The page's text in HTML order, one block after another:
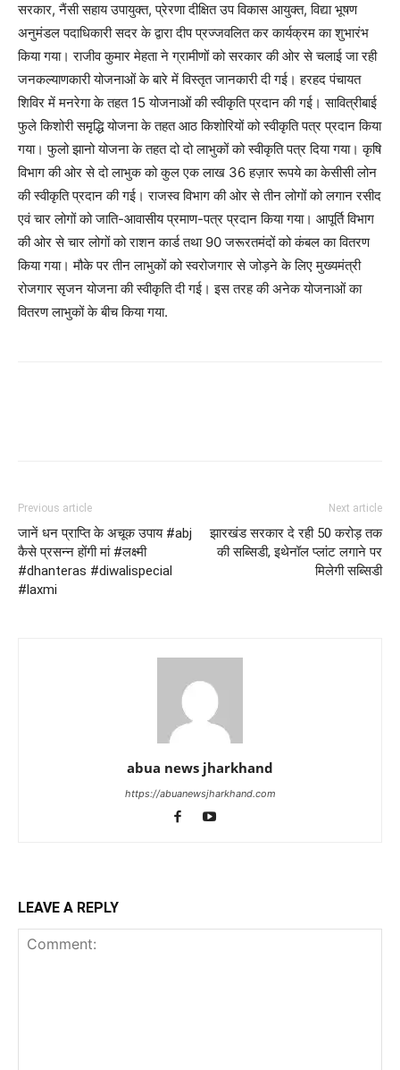
सरकार, नैंसी सहाय उपायुक्त, प्रेरणा दीक्षित उप विकास आयुक्त, विद्या भूषण
अनुमंडल पदाधिकारी सदर के द्वारा दीप प्रज्जवलित कर कार्यक्रम का शुभारंभ
किया गया। राजीव कुमार मेहता ने ग्रामीणों को सरकार की ओर से चलाई जा रही
जनकल्याणकारी योजनाओं के बारे में विस्तृत जानकारी दी गई। हरहद पंचायत
शिविर में मनरेगा के तहत 15 योजनाओं की स्वीकृति प्रदान की गई। सावित्रीबाई
फुले किशोरी समृद्धि योजना के तहत आठ किशोरियों को स्वीकृति पत्र प्रदान किया
गया। फुलो झानो योजना के तहत दो दो लाभुकों को स्वीकृति पत्र दिया गया। कृषि
विभाग की ओर से दो लाभुक को कुल एक लाख 36 हज़ार रूपये का केसीसी लोन
की स्वीकृति प्रदान की गई। राजस्व विभाग की ओर से तीन लोगों को लगान रसीद
एवं चार लोगों को जाति-आवासीय प्रमाण-पत्र प्रदान किया गया। आपूर्ति विभाग
की ओर से चार लोगों को राशन कार्ड तथा 90 जरूरतमंदों को कंबल का वितरण
किया गया। मौके पर तीन लाभुकों को स्वरोजगार से जोड़ने के लिए मुख्यमंत्री
रोजगार सृजन योजना की स्वीकृति दी गई। इस तरह की अनेक योजनाओं का
वितरण लाभुकों के बीच किया गया.
Previous article
जानें धन प्राप्ति के अचूक उपाय #abj
कैसे प्रसन्न होंगी मां #लक्ष्मी
#dhanteras #diwalispecial
#laxmi
Next article
झारखंड सरकार दे रही 50 करोड़ तक
की सब्सिडी, इथेनॉल प्लांट लगाने पर
मिलेगी सब्सिडी
abua news jharkhand
https://abuanewsjharkhand.com
LEAVE A REPLY